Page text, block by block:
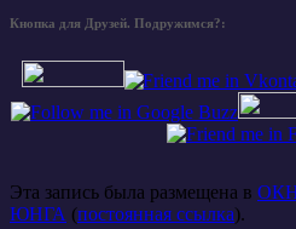
Кнопка для Друзей. Подружимся?:
Эта запись была размещена в
ЮНГА (постоянная ссылка).